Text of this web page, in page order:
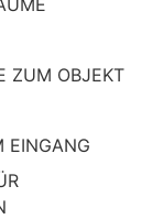
ZUM OBJEKT
EINGANG